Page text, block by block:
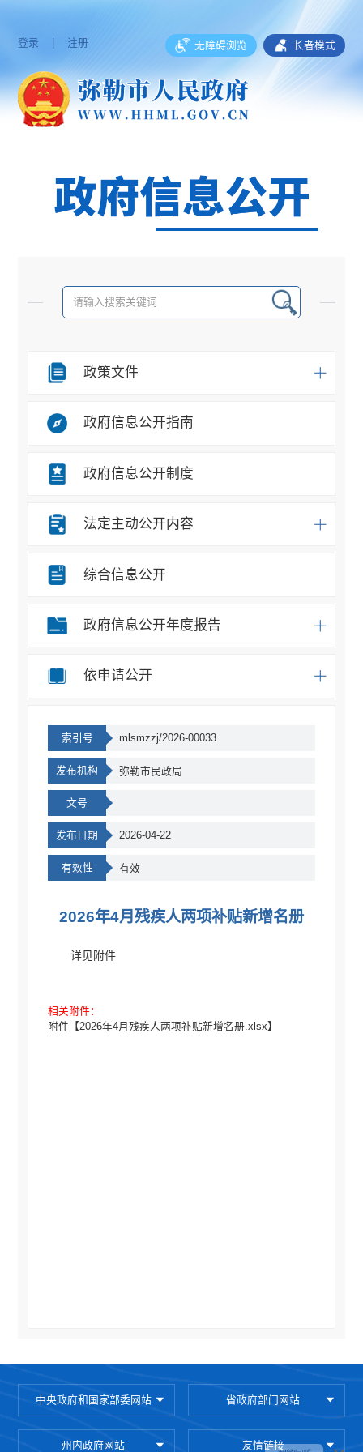
登录 | 注册 无障碍浏览 长者模式
政策文件
政府信息公开指南
政府信息公开制度
法定主动公开内容
综合信息公开
政府信息公开年度报告
依申请公开
索引号 mlsmzzj/2026-00033
发布机构 弥勒市民政局
文号
发布日期 2026-04-22
有效性 有效
2026年4月残疾人两项补贴新增名册
详见附件
相关附件：
附件【2026年4月残疾人两项补贴新增名册.xlsx】
中央政府和国家部委网站 省政府部门网站
州内政府网站 友情链接